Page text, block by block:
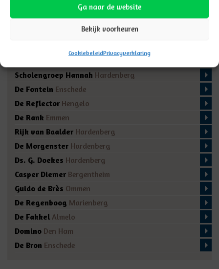
Ga naar de website
Bekijk voorkeuren
CookiebeleidPrivacyverklaring
Scholengroep Hannah Hardenberg
De Fontein Enschede
De Reflector Hengelo
De Rank Emmen
Rijk van Baalder Hardenberg
De Morgenster Hardenberg
Ds. G. Doekes Hardenberg
Casper Diemer Bergentheim
Guido de Brès Ommen
De Regenboog Marienberg
De Fakkel Almelo
Domino Den Ham
De Bron Enschede